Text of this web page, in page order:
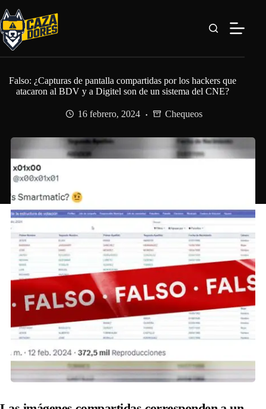
al
contenido
Falso: ¿Capturas de pantalla compartidas por los hackers que
atacaron al BDV y a Digitel son de un sistema del CNE?
16 febrero, 2024 Chequeos